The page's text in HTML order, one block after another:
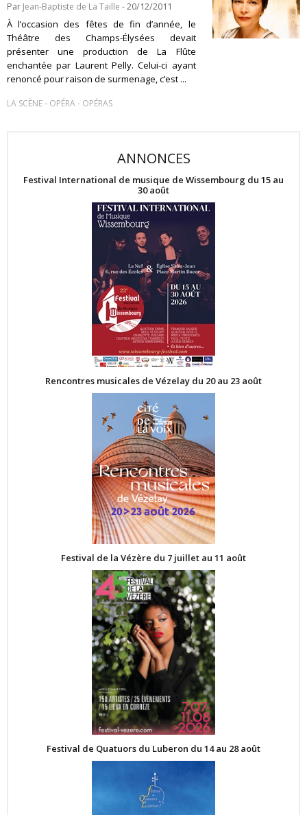
Par Jean-Baptiste de La Taille - 20/12/2011
À l’occasion des fêtes de fin d’année, le
Théâtre des Champs-Élysées devait
présenter une production de La Flûte
enchantée par Laurent Pelly. Celui-ci ayant
renoncé pour raison de surmenage, c’est ...
LA SCÈNE- OPÉRA- OPÉRAS
ANNONCES
Festival International de musique de Wissembourg du 15 au
30 août
Rencontres musicales de Vézelay du 20 au 23 août
Festival de la Vézère du 7 juillet au 11 août
Festival de Quatuors du Luberon du 14 au 28 août